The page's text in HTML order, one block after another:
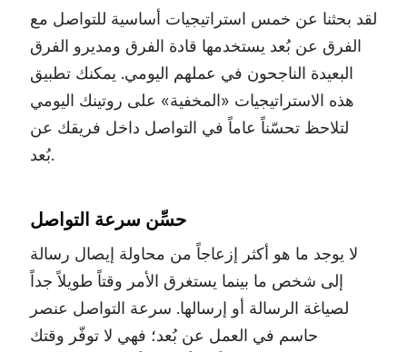
لقد بحثنا عن خمس استراتيجيات أساسية للتواصل مع
الفرق عن بُعد يستخدمها قادة الفرق ومديرو الفرق
البعيدة الناجحون في عملهم اليومي. يمكنك تطبيق
هذه الاستراتيجيات «المخفية» على روتينك اليومي
لتلاحظ تحسّناً عاماً في التواصل داخل فريقك عن
بُعد.
حسِّن سرعة التواصل
لا يوجد ما هو أكثر إزعاجاً من محاولة إيصال رسالة
إلى شخص ما بينما يستغرق الأمر وقتاً طويلاً جداً
لصياغة الرسالة أو إرسالها. سرعة التواصل عنصر
حاسم في العمل عن بُعد؛ فهي لا توفّر وقتك